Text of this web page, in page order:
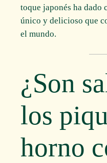
toque japonés ha dado
único y delicioso que
el mundo.
¿Son
los
horno